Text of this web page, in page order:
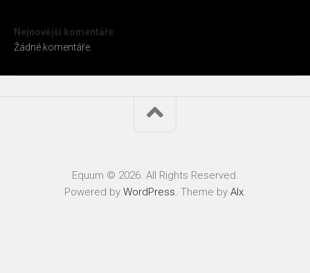
Nejnovější komentáře
Žádné komentáře.
Equum © 2026. All Rights Reserved.
Powered by WordPress. Theme by Alx.